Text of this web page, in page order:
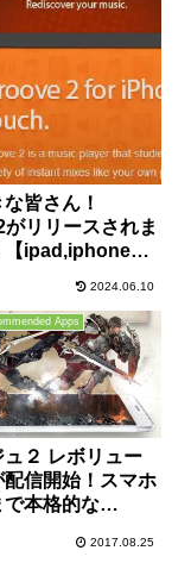
皆さん！
リリースされま
【ipad,iphoneお
2024.06.10
Apps
ュ２ レボリュー
配信開始！スマホ
本格的な
2017.08.25